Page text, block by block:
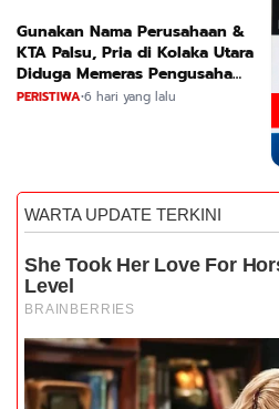
Gunakan Nama Perusahaan &
KTA Palsu, Pria di Kolaka Utara
Diduga Memeras Pengusaha
Tambang dan Minyak
PERISTIWA•6 hari yang lalu